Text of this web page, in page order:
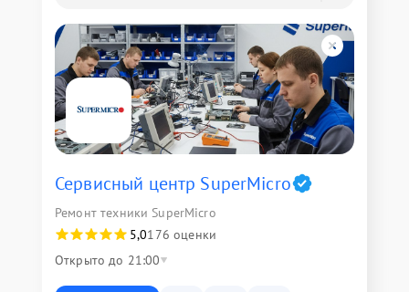
Сервисный центр SuperMicro
Ремонт техники SuperMicro
5,0176 оценки
Открыто до 21:00